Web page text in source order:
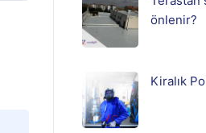
önlenir?
Kiralık